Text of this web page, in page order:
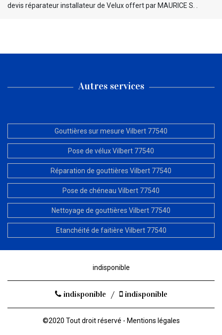
devis réparateur installateur de Velux offert par MAURICE S. .
Autres services
Gouttières sur mesure Vilbert 77540
Pose de vélux Vilbert 77540
Réparation de gouttières Vilbert 77540
Pose de chéneau Vilbert 77540
Nettoyage de gouttières Vilbert 77540
Etanchéité de faitière Vilbert 77540
indisponible
indisponible / indisponible
©2020 Tout droit réservé - Mentions légales